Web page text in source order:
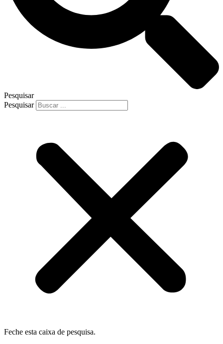
Pesquisar
Pesquisar
Feche esta caixa de pesquisa.